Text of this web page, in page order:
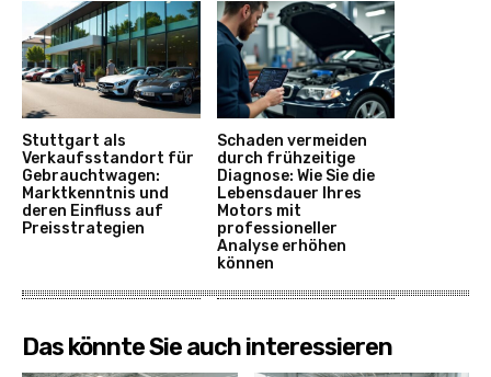
Stuttgart als
Verkaufsstandort für
Gebrauchtwagen:
Marktkenntnis und
deren Einfluss auf
Preisstrategien
Schaden vermeiden
durch frühzeitige
Diagnose: Wie Sie die
Lebensdauer Ihres
Motors mit
professioneller
Analyse erhöhen
können
Das könnte Sie auch interessieren